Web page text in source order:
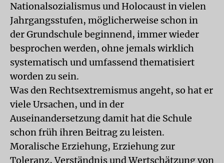
Nationalsozialismus und Holocaust in vielen
Jahrgangsstufen, möglicherweise schon in
der Grundschule beginnend, immer wieder
besprochen werden, ohne jemals wirklich
systematisch und umfassend thematisiert
worden zu sein.
Was den Rechtsextremismus angeht, so hat er
viele Ursachen, und in der
Auseinandersetzung damit hat die Schule
schon früh ihren Beitrag zu leisten.
Moralische Erziehung, Erziehung zur
Toleranz, Verständnis und Wertschätzung von